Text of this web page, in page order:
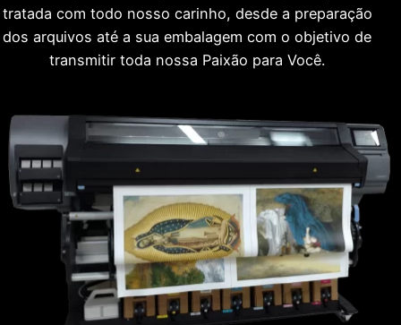
tratada com todo nosso carinho, desde a preparação
dos arquivos até a sua embalagem com o objetivo de
transmitir toda nossa Paixão para Você.